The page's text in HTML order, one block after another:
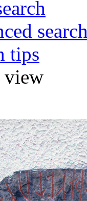
search
tips
view